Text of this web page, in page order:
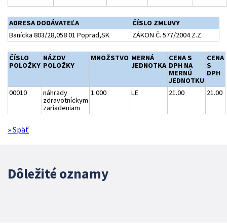
ADRESA DODÁVATEĽA
ČÍSLO ZMLUVY
Banícka 803/28,058 01 Poprad,SK
ZÁKON Č. 577/2004 Z.Z.
ČÍSLO
POLOŽKY
NÁZOV
POLOŽKY
MNOŽSTVO MERNÁ
JEDNOTKA
CENA S
DPH NA
MERNÚ
JEDNOTKU
CENA
S
DPH
00010
náhrady
zdravotníckym
zariadeniam
1.000 LE 21.00 21.00
» Späť
Dôležité oznamy